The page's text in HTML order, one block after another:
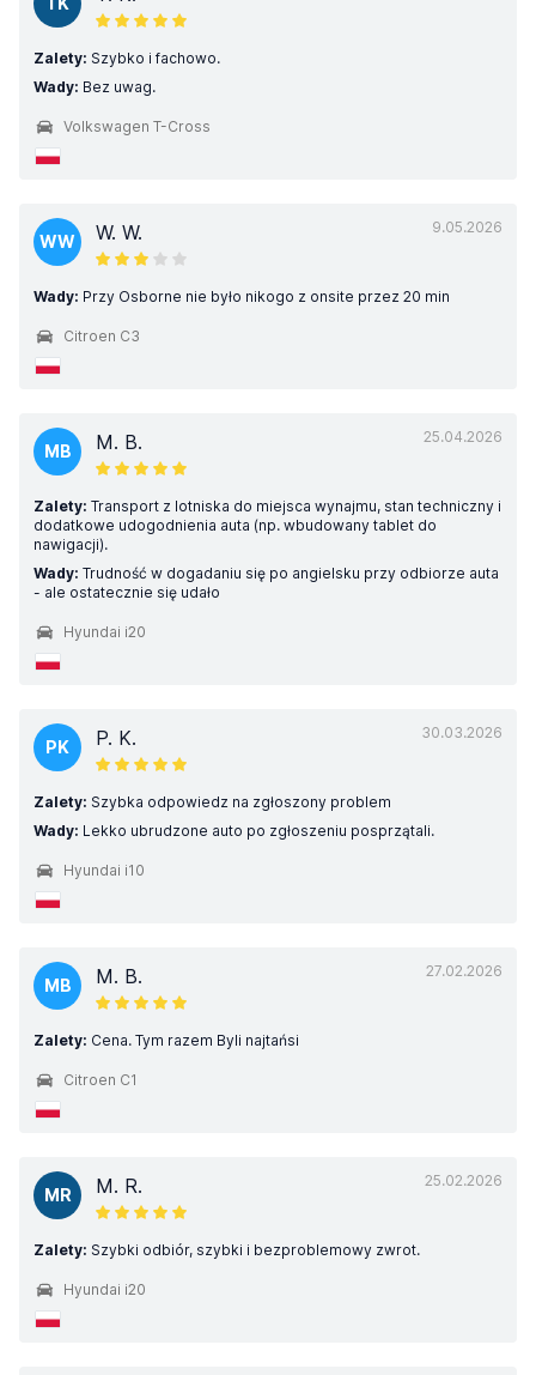
Zalety: Szybko i fachowo.
Wady: Bez uwag.
Volkswagen T-Cross
9.05.2026
WW W. W.
Wady: Przy Osborne nie było nikogo z onsite przez 20 min
Citroen C3
25.04.2026
MB M. B.
Zalety: Transport z lotniska do miejsca wynajmu, stan techniczny i
dodatkowe udogodnienia auta (np. wbudowany tablet do
nawigacji).
Wady: Trudność w dogadaniu się po angielsku przy odbiorze auta
- ale ostatecznie się udało
Hyundai i20
30.03.2026
PK P. K.
Zalety: Szybka odpowiedz na zgłoszony problem
Wady: Lekko ubrudzone auto po zgłoszeniu posprzątali.
Hyundai i10
27.02.2026
MB M. B.
Zalety: Cena. Tym razem Byli najtańsi
Citroen C1
25.02.2026
MR M. R.
Zalety: Szybki odbiór, szybki i bezproblemowy zwrot.
Hyundai i20